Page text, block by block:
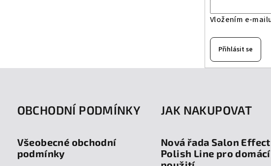
Vložením e-
Přihlásit se
OBCHODNÍ PODMÍNKY
Všeobecné obchodní
podmínky
JAK NAKUPOVAT
Nová řada Salon Effect
Polish Line pro domácí